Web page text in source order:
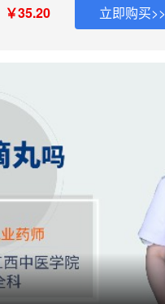
￥35.20 立即购买>>